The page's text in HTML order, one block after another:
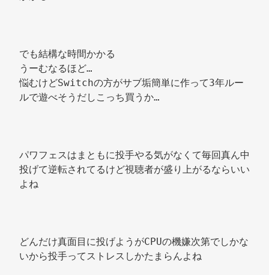
でも結構な時間かかる
うーむなるほど…
悩むけどSwitchの方がサブ垢簡単に作って3年ルー
ルで遊べそうだしこっち買うか…
パワフェスはまともに投手やる気がなくて毎回真ん中
投げて逆転されてるけど視聴者が盛り上がるならいい
よね
どんだけ真面目に投げようがCPUの機嫌次第でしかな
いから投手ってストレスしかたまらんよね